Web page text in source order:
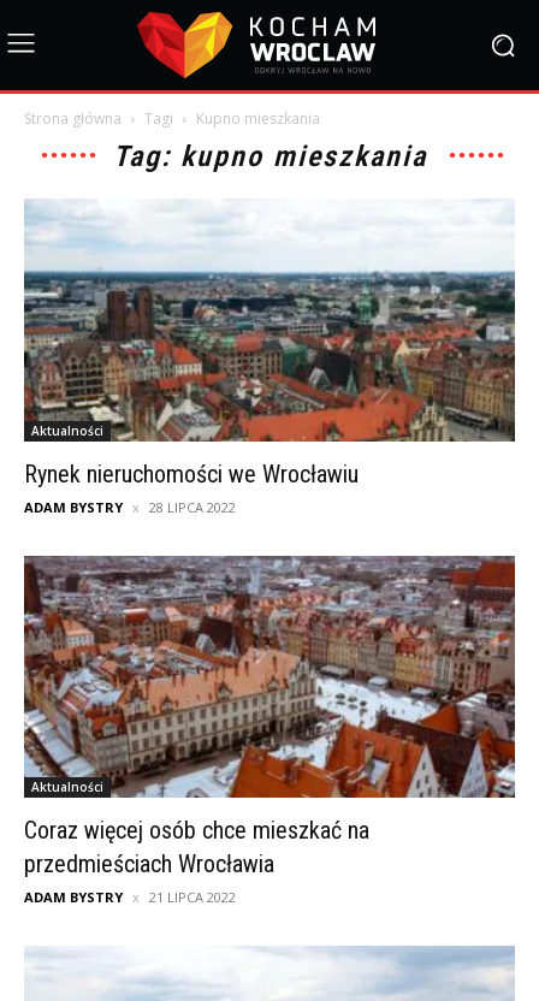
Strona główna Tagi Kupno mieszkania
Tag: kupno mieszkania
Aktualności
Rynek nieruchomości we Wrocławiu
ADAM BYSTRY 28 LIPCA 2022
Aktualności
Coraz więcej osób chce mieszkać na
przedmieściach Wrocławia
ADAM BYSTRY 21 LIPCA 2022